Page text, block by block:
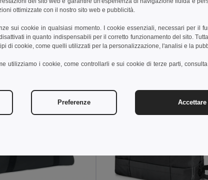
MALDI Borsone riciclato 320 gr/m²
al carrello
DUFF Borsone 190T
GiftRetail MO2273
Aggiungi al carrello
ottimizzate con il nostro sito web e pubblicità.
sui cookie in qualsiasi momento. I cookie essenziali, necessari per il
in quanto indispensabili per il corretto funzionamento del sito.
di cookie, come quelli utilizzati per la personalizzazione, l'analisi e la
utilizziamo i cookie, come controllarli e sui cookie di terze parti,
Preferenze